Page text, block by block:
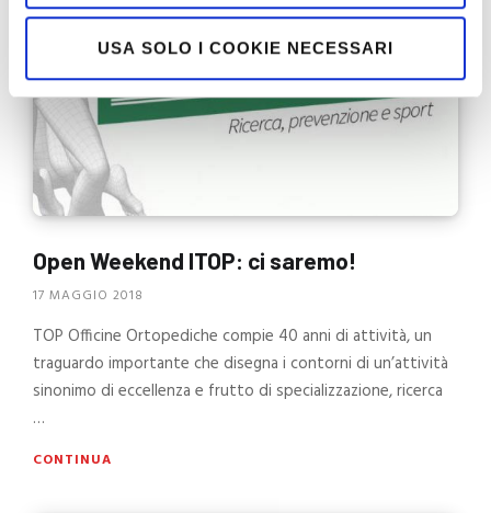
USA SOLO I COOKIE NECESSARI
Open Weekend ITOP: ci saremo!
17 MAGGIO 2018
TOP Officine Ortopediche compie 40 anni di attività, un
traguardo importante che disegna i contorni di un’attività
sinonimo di eccellenza e frutto di specializzazione, ricerca
…
CONTINUA